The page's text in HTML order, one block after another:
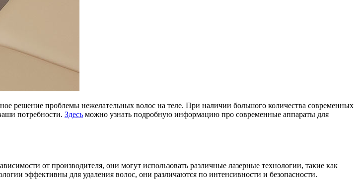
решение проблемы нежелательных волос на теле. При наличии большого количества современных
потребности. Здесь можно узнать подробную информацию про современные аппараты для
от производителя, они могут использовать различные лазерные технологии, такие как
эффективны для удаления волос, они различаются по интенсивности и безопасности.